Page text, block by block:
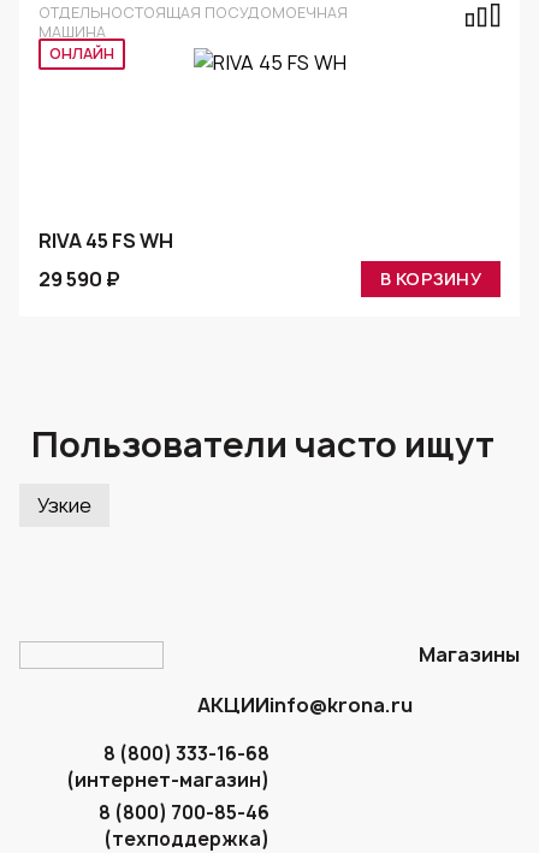
ОТДЕЛЬНОСТОЯЩАЯ ПОСУДОМОЕЧНАЯ
МАШИНА
ОНЛАЙН
RIVA 45 FS WH
29 590 ₽
В КОРЗИНУ
Пользователи часто ищут
Узкие
Магазины
АКЦИИinfo@krona.ru
8 (800) 333-16-68
(интернет-магазин)
8 (800) 700-85-46
(техподдержка)